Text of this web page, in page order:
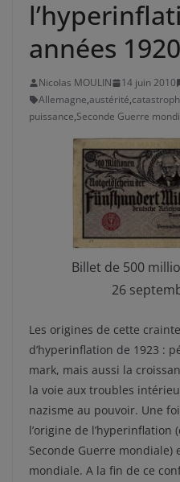
années 1920
Nicolas MOULIN 14 juin 2010
Allemagne,austérité,
puissance,Seconde Guerre
Billet de 500
26
Les origines de cette
d’hyperinflation de 1923 :
mark, mais aussi la
la voie aux troubles
nazisme au pouvoir. Une
l’origine de
Seconde Guerre mondiale)
mondiale. A la fin de ce